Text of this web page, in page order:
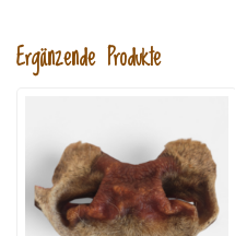
Ergänzende Produkte